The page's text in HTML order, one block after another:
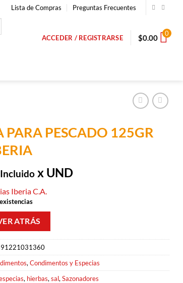
Lista de Compras Preguntas Frecuentes
ACCEDER / REGISTRARSE $0.00 0
PESCADO 125GR
x UND
Iberia C.A.
, Condimentos y Especias
, hierbas, sal, Sazonadores